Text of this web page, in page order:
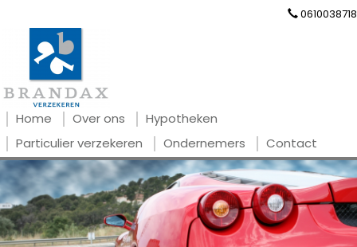
0610038718
Home Over ons
Hypotheken
Particulier verzekeren
Ondernemers Contact